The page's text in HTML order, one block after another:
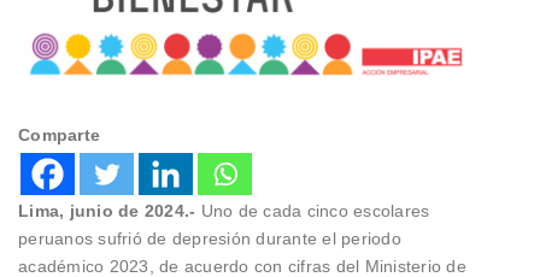
Comparte
Lima, junio de 2024.- Uno de cada cinco escolares
peruanos sufrió de depresión durante el periodo
académico 2023, de acuerdo con cifras del Ministerio de